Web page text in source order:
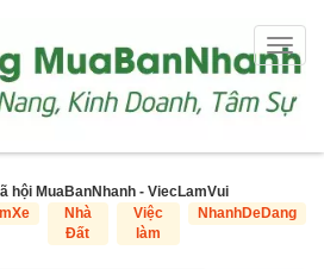
hội MuaBanNhanh - ViecLamVui
Nhà
Đất
Việc
làm
NhanhDeDang